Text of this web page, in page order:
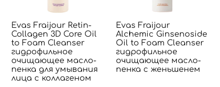
Evas Fraijour Retin-
Collagen 3D Core Oil
to Foam Cleanser
гидрофильное
очищающее масло-
пенка для умывания
лица с коллагеном
Evas Fraijour
Alchemic Ginsenoside
Oil to Foam Cleanser
гидрофильное
очищающее масло-
пенка с женьшенем